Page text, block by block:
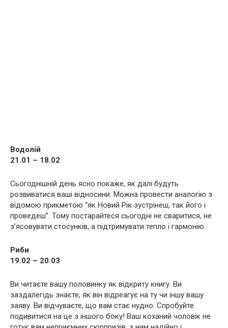
Водолій
21.01 – 18.02
Сьогоднішній день ясно покаже, як далі будуть
розвиватися ваші відносини. Можна провести аналогію з
відомою прикметою “як Новий Рік зустрінеш, так його і
проведеш”. Тому постарайтеся сьогодні не сваритися, не
з’ясовувати стосунків, а підтримувати тепло і гармонію.
Риби
19.02 – 20.03
Ви читаєте вашу половинку як відкриту книгу. Ви
заздалегідь знаєте, як він відреагує на ту чи іншу вашу
заяву. Ви відчуваєте, що вам стає нудно. Спробуйте
подивитися на це з іншого боку! Ваш коханий чоловік не